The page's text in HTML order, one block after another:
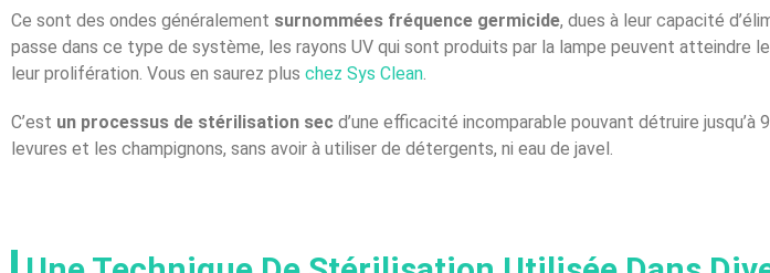
Ce sont des ondes généralement surnommées fréquence germicide, dues à leur capacité
passe dans ce type de système, les rayons UV qui sont produits par la lampe peuvent atteindre
leur prolifération. Vous en saurez plus chez Sys Clean.
C’est un processus de stérilisation sec d’une efficacité incomparable pouvant détruire
levures et les champignons, sans avoir à utiliser de détergents, ni eau de javel.